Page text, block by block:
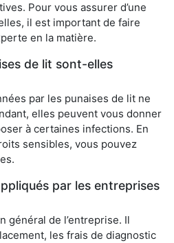
Pour vous assurer d’une
il est important de faire
en la matière.
de lit sont-elles
par les punaises de lit ne
elles peuvent vous donner
à certaines infections. En
sensibles, vous pouvez
par les entreprises
général de l’entreprise. Il
les frais de diagnostic